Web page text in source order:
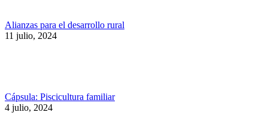
Alianzas para el desarrollo rural
11 julio, 2024
Cápsula: Piscicultura familiar
4 julio, 2024